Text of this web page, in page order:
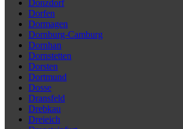
Donzdorf
Dorfen
Dormagen
Dornburg-Camburg
Dornhan
Dornstetten
Dorsten
Dortmund
Dosse
Dransfeld
Drebkau
Dreieich